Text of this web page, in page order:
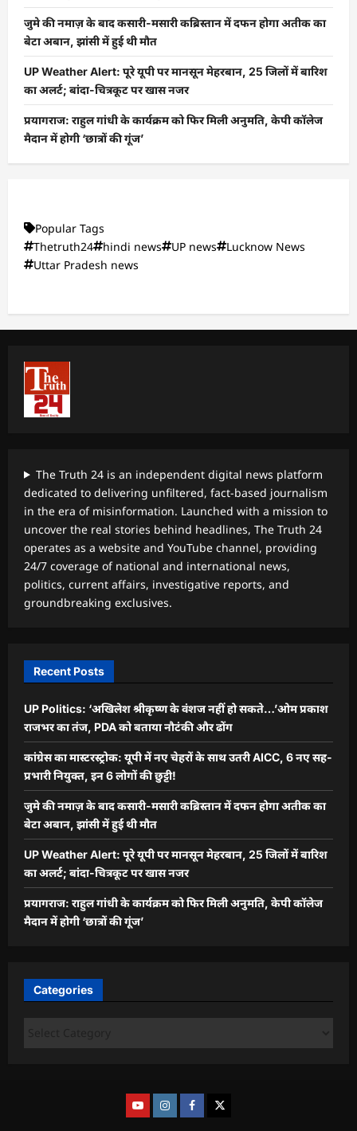
जुमे की नमाज़ के बाद कसारी-मसारी कब्रिस्तान में दफन होगा अतीक का
बेटा अबान, झांसी में हुई थी मौत
UP Weather Alert: पूरे यूपी पर मानसून मेहरबान, 25 जिलों में बारिश
का अलर्ट; बांदा-चित्रकूट पर खास नजर
प्रयागराज: राहुल गांधी के कार्यक्रम को फिर मिली अनुमति, केपी कॉलेज
मैदान में होगी ‘छात्रों की गूंज’
Popular Tags
Thetruth24
hindi news UP news
Lucknow News
Uttar Pradesh news
The Truth 24 is an independent digital news platform
dedicated to delivering unfiltered, fact-based journalism
in the era of misinformation. Launched with a mission to
uncover the real stories behind headlines, The Truth 24
operates as a website and YouTube channel, providing
24/7 coverage of national and international news,
politics, current affairs, investigative reports, and
groundbreaking exclusives.
Recent Posts
UP Politics: ‘अखिलेश श्रीकृष्ण के वंशज नहीं हो सकते…’ओम प्रकाश
राजभर का तंज, PDA को बताया नौटंकी और ढोंग
कांग्रेस का मास्टरस्ट्रोक: यूपी में नए चेहरों के साथ उतरी AICC, 6 नए सह-
प्रभारी नियुक्त, इन 6 लोगों की छुट्टी!
जुमे की नमाज़ के बाद कसारी-मसारी कब्रिस्तान में दफन होगा अतीक का
बेटा अबान, झांसी में हुई थी मौत
UP Weather Alert: पूरे यूपी पर मानसून मेहरबान, 25 जिलों में बारिश
का अलर्ट; बांदा-चित्रकूट पर खास नजर
प्रयागराज: राहुल गांधी के कार्यक्रम को फिर मिली अनुमति, केपी कॉलेज
मैदान में होगी ‘छात्रों की गूंज’
Categories